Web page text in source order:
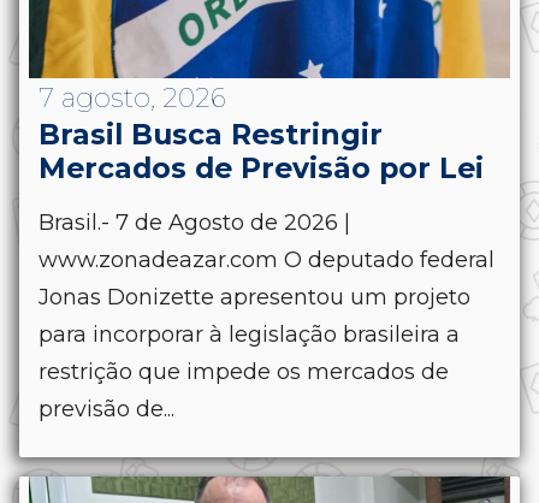
7 agosto, 2026
Brasil Busca Restringir
Mercados de Previsão por Lei
Brasil.- 7 de Agosto de 2026 |
www.zonadeazar.com O deputado federal
Jonas Donizette apresentou um projeto
para incorporar à legislação brasileira a
restrição que impede os mercados de
previsão de...